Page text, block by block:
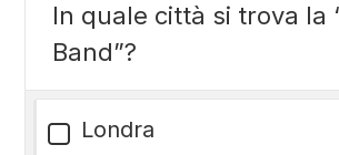
In quale città si trova la
Band”?
Londra